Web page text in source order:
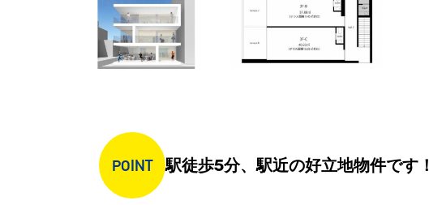
POINT 駅徒歩5分、駅近の好立地物件です！